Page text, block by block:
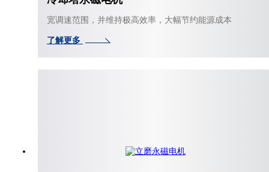
宽调速范围，并维持极高效率，大幅节约能源成本
了解更多